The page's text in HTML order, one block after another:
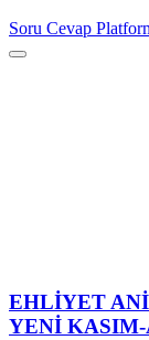
Soru Cevap
EHLİYET
YENİ KASIM-